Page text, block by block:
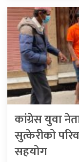
कांग्रेस युवा
सुत्केरीको
सहयोग